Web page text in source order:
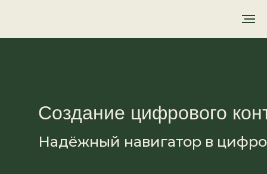
Надёжный навигатор в
Создание цифрового